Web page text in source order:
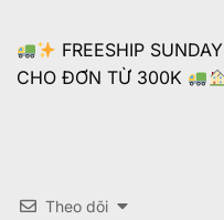
FREESHIP SUNDAY
CHO ĐƠN TỪ 300K
Theo dõi